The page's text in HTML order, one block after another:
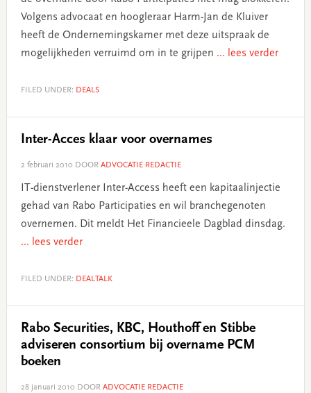
Volgens advocaat en hoogleraar Harm-Jan de Kluiver
heeft de Ondernemingskamer met deze uitspraak de
mogelijkheden verruimd om in te grijpen ... lees verder
FILED UNDER: DEALS
Inter-Acces klaar voor overnames
2 februari 2010 DOOR ADVOCATIE REDACTIE
IT-dienstverlener Inter-Access heeft een kapitaalinjectie
gehad van Rabo Participaties en wil branchegenoten
overnemen. Dit meldt Het Financieele Dagblad dinsdag.
... lees verder
FILED UNDER: DEALTALK
Rabo Securities, KBC, Houthoff en Stibbe
adviseren consortium bij overname PCM
boeken
28 januari 2010 DOOR ADVOCATIE REDACTIE